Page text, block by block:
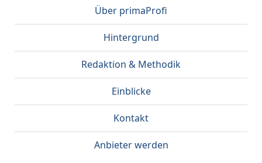
Über primaProfi
Hintergrund
Redaktion & Methodik
Einblicke
Kontakt
Anbieter werden